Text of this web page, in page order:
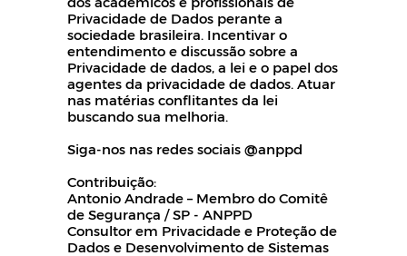
Privacidade de Dados perante a
sociedade brasileira. Incentivar o
entendimento e discussão sobre a
Privacidade de dados, a lei e o papel dos
agentes da privacidade de dados. Atuar
nas matérias conflitantes da lei
buscando sua melhoria.
Siga-nos nas redes sociais @anppd
Contribuição:
Antonio Andrade – Membro do Comitê
de Segurança / SP - ANPPD
Consultor em Privacidade e Proteção de
Dados e Desenvolvimento de Sistemas